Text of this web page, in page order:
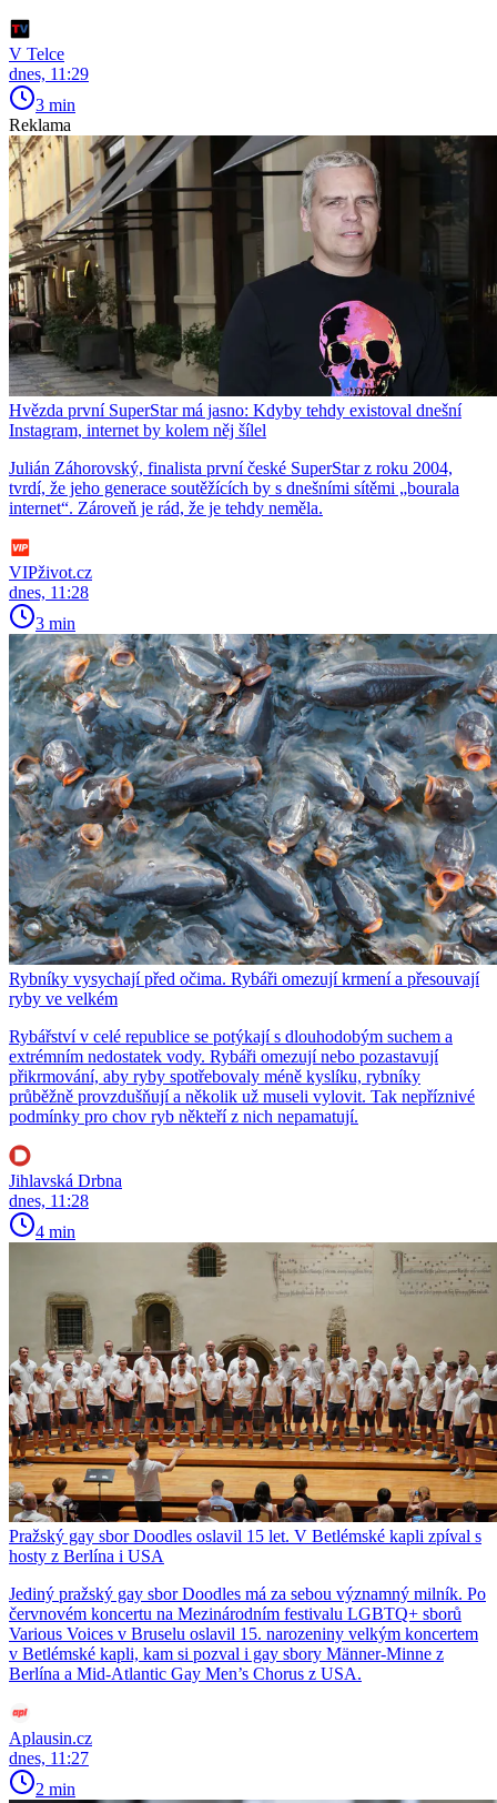
V Telce
dnes, 11:29
3 min
Reklama
Hvězda první SuperStar má jasno: Kdyby tehdy existoval dnešní
Instagram, internet by kolem něj šílel
Julián Záhorovský, finalista první české SuperStar z roku 2004,
tvrdí, že jeho generace soutěžících by s dnešními sítěmi „bourala
internet“. Zároveň je rád, že je tehdy neměla.
VIPživot.cz
dnes, 11:28
3 min
Rybníky vysychají před očima. Rybáři omezují krmení a přesouvají
ryby ve velkém
Rybářství v celé republice se potýkají s dlouhodobým suchem a
extrémním nedostatek vody. Rybáři omezují nebo pozastavují
přikrmování, aby ryby spotřebovaly méně kyslíku, rybníky
průběžně provzdušňují a několik už museli vylovit. Tak nepříznivé
podmínky pro chov ryb někteří z nich nepamatují.
Jihlavská Drbna
dnes, 11:28
4 min
Pražský gay sbor Doodles oslavil 15 let. V Betlémské kapli zpíval s
hosty z Berlína i USA
Jediný pražský gay sbor Doodles má za sebou významný milník. Po
červnovém koncertu na Mezinárodním festivalu LGBTQ+ sborů
Various Voices v Bruselu oslavil 15. narozeniny velkým koncertem
v Betlémské kapli, kam si pozval i gay sbory Männer-Minne z
Berlína a Mid-Atlantic Gay Men’s Chorus z USA.
Aplausin.cz
dnes, 11:27
2 min